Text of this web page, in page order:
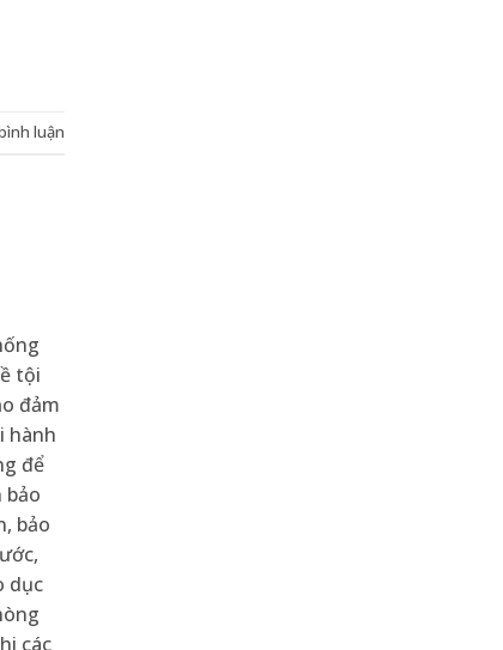
luận
tội
đảm
hành
để
bảo
bảo
dục
các